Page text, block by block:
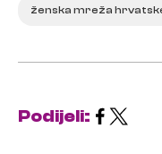
ženska mreža
Podijeli: